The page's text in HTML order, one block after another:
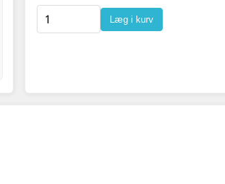
Læg i kurv